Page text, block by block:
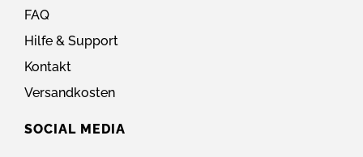
FAQ
Hilfe & Support
Kontakt
Versandkosten
SOCIAL MEDIA